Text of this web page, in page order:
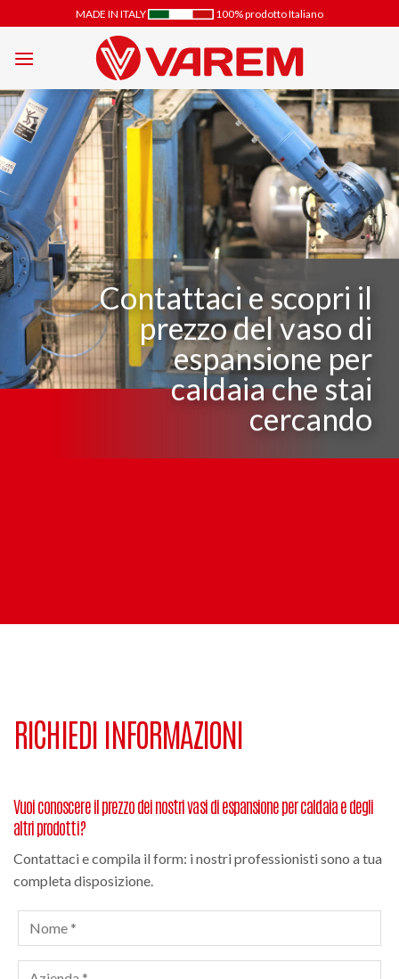
ai
contenuti
MADE IN ITALY 100% prodotto Italiano
Contattaci e scopri il
prezzo del vaso di
espansione per
caldaia che stai
cercando
RICHIEDI INFORMAZIONI
Vuoi conoscere il prezzo dei nostri vasi di espansione per caldaia e degli
altri prodotti?
Contattaci e compila il form: i nostri professionisti sono a tua
completa disposizione.